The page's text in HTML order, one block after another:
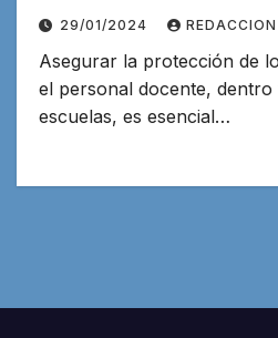
29/01/2024 REDACCION
Asegurar la protección de
el personal docente, dentro
escuelas, es esencial…